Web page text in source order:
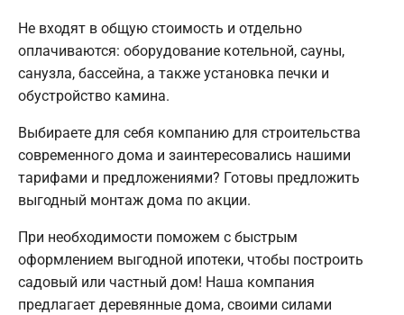
Не входят в общую стоимость и отдельно
оплачиваются: оборудование котельной, сауны,
санузла, бассейна, а также установка печки и
обустройство камина.
Выбираете для себя компанию для строительства
современного дома и заинтересовались нашими
тарифами и предложениями? Готовы предложить
выгодный монтаж дома по акции.
При необходимости поможем с быстрым
оформлением выгодной ипотеки, чтобы построить
садовый или частный дом! Наша компания
предлагает деревянные дома, своими силами